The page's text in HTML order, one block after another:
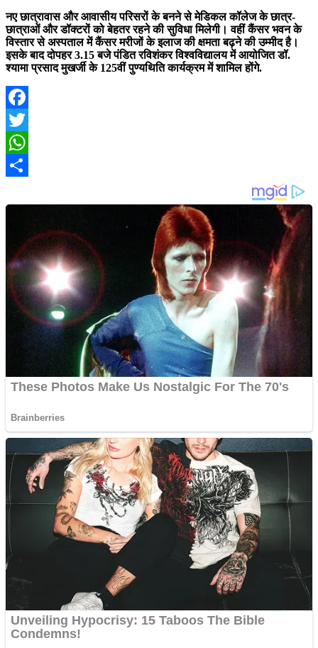
नए छात्रावास और आवासीय परिसरों के बनने से मेडिकल कॉलेज के छात्र-
छात्राओं और डॉक्टरों को बेहतर रहने की सुविधा मिलेगी। वहीं कैंसर भवन के
विस्तार से अस्पताल में कैंसर मरीजों के इलाज की क्षमता बढ़ने की उम्मीद है।
इसके बाद दोपहर 3.15 बजे पंडित रविशंकर विश्वविद्यालय में आयोजित डॉ.
श्यामा प्रसाद मुखर्जी के 125वीं पुण्यथिति कार्यक्रम में शामिल होंगे.
Facebook
Twitter
WhatsApp